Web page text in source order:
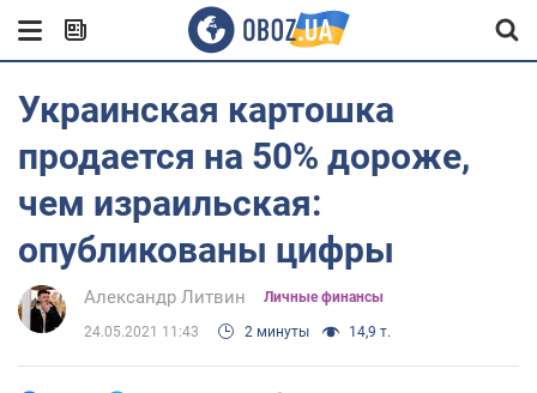
Украинская картошка
продается на 50% дороже,
чем израильская:
опубликованы цифры
Александр Литвин Личные финансы
24.05.2021 11:43 2 минуты 14,9 т.